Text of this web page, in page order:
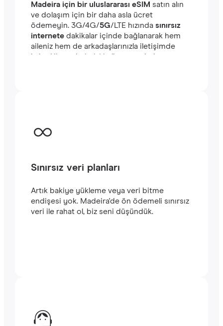
Madeira için bir uluslararası eSIM satın alın
ve dolaşım için bir daha asla ücret
ödemeyin. ‎3G/4G/5G/LTE hızında sınırsız
internetedakikalar içinde bağlanarak hem
aileniz hem de arkadaşlarınızla iletişimde
kalın. Hizmetlerimizi kullanmaya kolayca
Sınırsız veri planları
Artık bakiye yükleme veya veri bitme
endişesi yok. Madeira'de ön ödemeli sınırsız
veri ile rahat ol, biz seni düşündük.